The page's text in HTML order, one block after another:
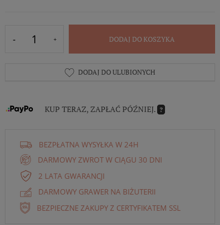
DODAJ DO KOSZYKA
DODAJ DO ULUBIONYCH
KUP TERAZ, ZAPŁAĆ PÓŹNIEJ. ?
BEZPŁATNA WYSYŁKA W 24H
DARMOWY ZWROT W CIĄGU 30 DNI
2 LATA GWARANCJI
DARMOWY GRAWER NA BIŻUTERII
BEZPIECZNE ZAKUPY Z CERTYFIKATEM SSL